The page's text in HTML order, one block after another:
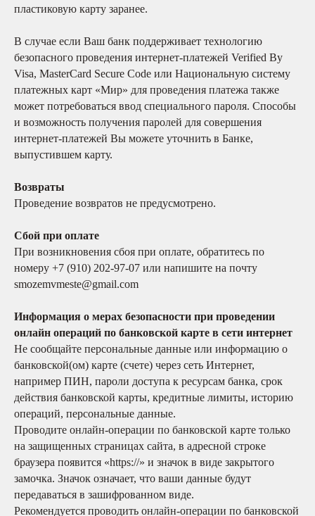
пластиковую карту заранее.
В случае если Ваш банк поддерживает технологию
безопасного проведения интернет-платежей Verified By
Visa, MasterCard Secure Code или Национальную систему
платежных карт «Мир» для проведения платежа также
может потребоваться ввод специального пароля. Способы
и возможность получения паролей для совершения
интернет-платежей Вы можете уточнить в Банке,
выпустившем карту.
Возвраты
Проведение возвратов не предусмотрено.
Сбой при оплате
При возникновения сбоя при оплате, обратитесь по
номеру +7 (910) 202-97-07 или напишите на почту
smozemvmeste@gmail.com
Информация о мерах безопасности при проведении
онлайн операций по банковской карте в сети интернет
Не сообщайте персональные данные или информацию о
банковской(ом) карте (счете) через сеть Интернет,
например ПИН, пароли доступа к ресурсам банка, срок
действия банковской карты, кредитные лимиты, историю
операций, персональные данные.
Проводите онлайн-операции по банковской карте только
на защищенных страницах сайта, в адресной строке
браузера появится «https://» и значок в виде закрытого
замочка. Значок означает, что ваши данные будут
передаваться в зашифрованном виде.
Рекомендуется проводить онлайн-операции по банковской